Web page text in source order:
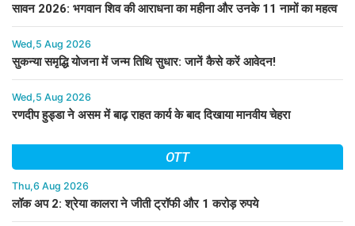
सावन 2026: भगवान शिव की आराधना का महीना और उनके 11 नामों का महत्व
Wed,5 Aug 2026
सुकन्या समृद्धि योजना में जन्म तिथि सुधार: जानें कैसे करें आवेदन!
Wed,5 Aug 2026
रणदीप हुड्डा ने असम में बाढ़ राहत कार्य के बाद दिखाया मानवीय चेहरा
OTT
Thu,6 Aug 2026
लॉक अप 2: श्रेया कालरा ने जीती ट्रॉफी और 1 करोड़ रुपये